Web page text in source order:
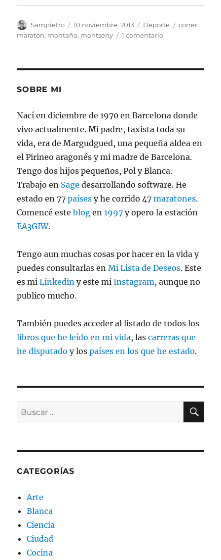
Autor
Sampietro
Publicado
el
10 noviembre, 2013 Categorías
Deporte Etiquetas
correr,
maratón, montaña, montseny 1 comentarioen
SOBRE MI
Nací en diciembre de 1970 en Barcelona donde
vivo actualmente. Mi padre, taxista toda su
vida, era de Margudgued, una pequeña aldea en
el Pirineo aragonés y mi madre de Barcelona.
Tengo dos hijos pequeños, Pol y Blanca.
Trabajo en Sage desarrollando software. He
estado en 77países y he corrido 47maratones.
Comencé esteblog en1997 y opero la estación
EA3GIW.
Tengo aun muchas cosas por hacer en la vida y
puedes consultarlas enMi Lista de Deseos. Este
es miLinkedin y este miInstagram, aunque no
publico mucho.
También puedes acceder al listado de todos los
libros que he leído en mi vida, lascarreras que
he disputado y lospaíses en los que he estado.
Buscar
por:
CATEGORÍAS
Arte
Blanca
Ciencia
Ciudad
Cocina